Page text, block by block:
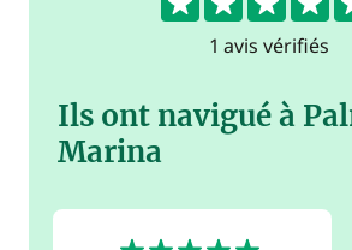
1 avis vérifiés
Ils ont navigué à
Marina